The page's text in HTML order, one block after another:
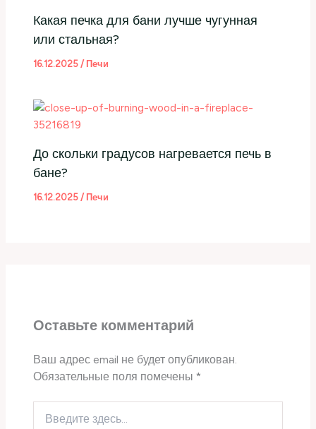
Какая печка для бани лучше чугунная
или стальная?
16.12.2025 / Печи
До скольки градусов нагревается печь в
бане?
16.12.2025 / Печи
Оставьте комментарий
Ваш адрес email не будет опубликован.
Обязательные поля помечены*
здесь...